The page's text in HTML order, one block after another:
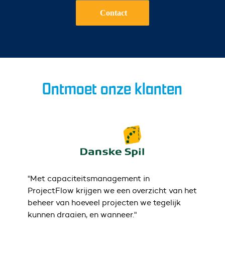
Contact
Ontmoet onze klanten
"Met capaciteitsmanagement in
ProjectFlow krijgen we een overzicht van het
beheer van hoeveel projecten we tegelijk
kunnen draaien, en wanneer."